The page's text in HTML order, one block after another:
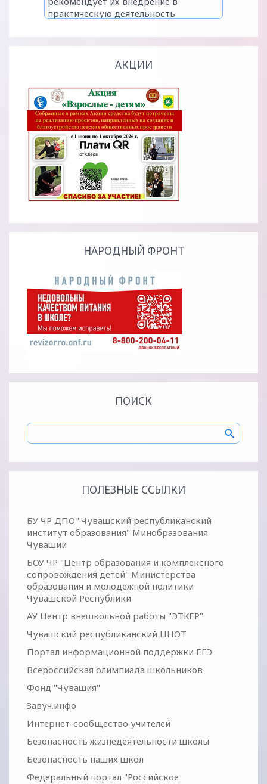
АКЦИИ
НАРОДНЫЙ ФРОНТ
ПОИСК
ПОЛЕЗНЫЕ ССЫЛКИ
БУ ЧР ДПО "Чувашский республиканский
институт образования" Минобразования
Чувашии
БОУ ЧР "Центр образования и комплексного
сопровождения детей" Министерства
образования и молодежной политики
Чувашской Республики
АУ Центр внешкольной работы "ЭТКЕР"
Чувашский республиканский ЦНОТ
Портал информационной поддержки ЕГЭ
Всероссийская олимпиада школьников
Фонд "Чувашия"
Завуч.инфо
Интернет-сообщество учителей
Безопасность жизнедеятельности школы
Безопасность наших школ
Федеральный портал "Российское